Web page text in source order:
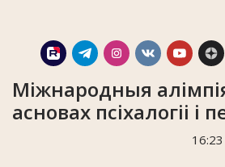
Міжнародныя
асновах псіхалогіі і